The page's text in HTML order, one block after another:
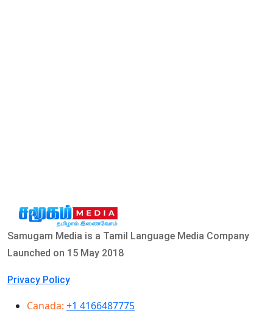
Samugam Media is a Tamil Language Media Company
Launched on 15 May 2018
Privacy Policy
Canada: +1 4166487775